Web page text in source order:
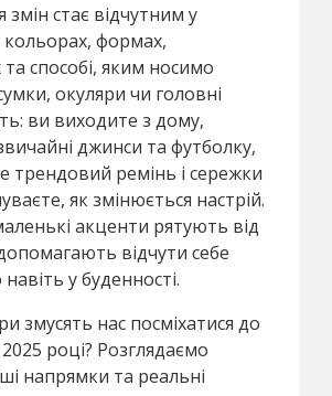
змін стає відчутним у
кольорах, формах,
та способі, яким носимо
окуляри чи головні
ви виходите з дому,
джинси та футболку,
трендовий ремінь і сережки
як змінюється настрій.
акценти рятують від
відчути себе
у буденності.
змусять нас посміхатися до
році? Розглядаємо
напрямки та реальні